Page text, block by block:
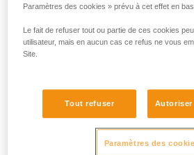
Paramètres des cookies » prévu à cet effet en
Le fait de refuser tout ou partie de ces cookies
utilisateur, mais en aucun cas ce refus ne vous
Site.
Tout refuser
Paramètres des